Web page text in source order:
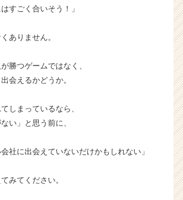
r
r）
すごく合いそう！」
ありません。
勝つゲームではなく、
会えるかどうか。
しまっているなら、
い」と思う前に、
会社に出会えていないだけかもしれない」
みてください。